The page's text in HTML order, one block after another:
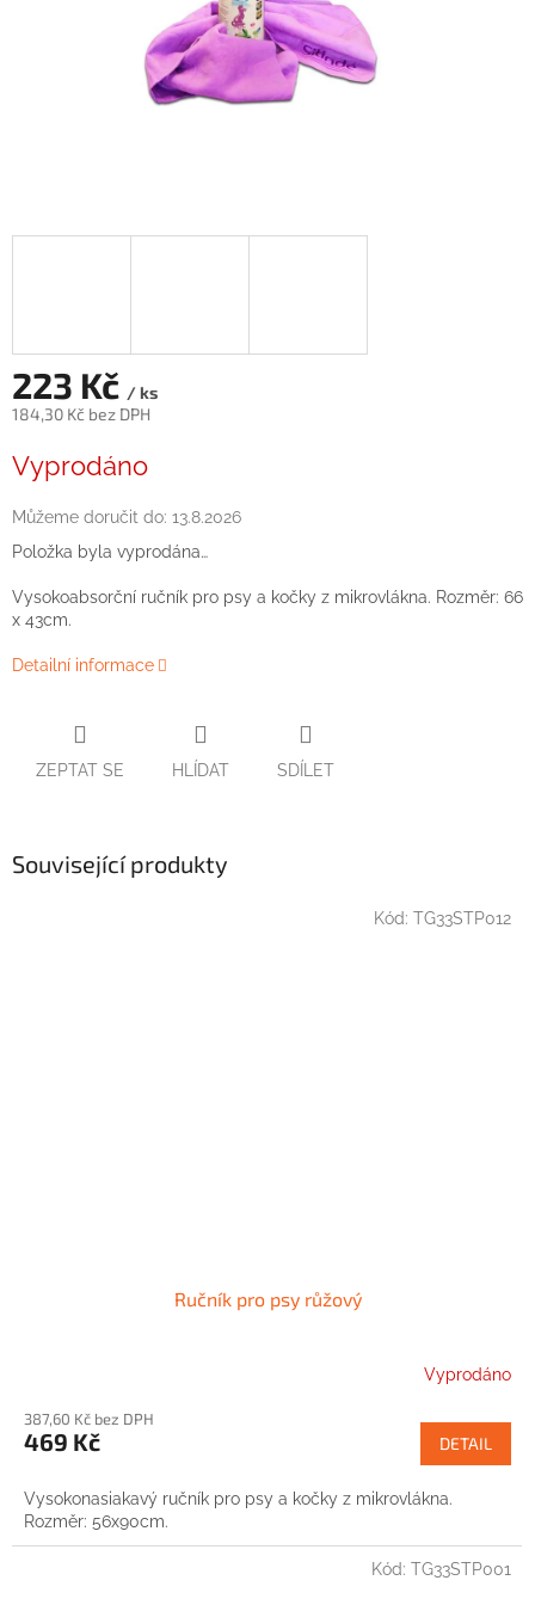
223 Kč / ks
184,30 Kč bez DPH
cena:
Vyprodáno
Můžeme doručit do: 13.8.2026
Položka byla vyprodána…
Vysokoabsorční ručník pro psy a kočky z mikrovlákna. Rozměr: 66
x 43cm.
Detailní informace
ZEPTAT SE HLÍDAT SDÍLET
Související produkty
Ručník pro psy růžový
Vyprodáno
387,60 Kč bez DPH
469 Kč DETAIL
Vysokonasiakavý ručník pro psy a kočky z mikrovlákna.
Rozměr: 56x90cm.
Kód: TG33STP012
Kód: TG33STP001